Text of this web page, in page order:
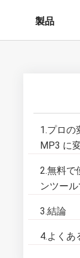
製品
1.プロの
MP3 に
2.無料で
ンツー
3.結論
4.よくあ